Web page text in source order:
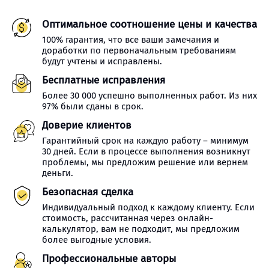
Оптимальное соотношение цены и качества
100% гарантия, что все ваши замечания и
доработки по первоначальным требованиям
будут учтены и исправлены.
Бесплатные исправления
Более 30 000 успешно выполненных работ. Из них
97% были сданы в срок.
Доверие клиентов
Гарантийный срок на каждую работу – минимум
30 дней. Если в процессе выполнения возникнут
проблемы, мы предложим решение или вернем
деньги.
Безопасная сделка
Индивидуальный подход к каждому клиенту. Если
стоимость, рассчитанная через онлайн-
калькулятор, вам не подходит, мы предложим
более выгодные условия.
Профессиональные авторы